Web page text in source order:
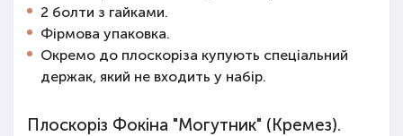
2 болти з гайками.
Фірмова упаковка.
Окремо до плоскоріза купують спеціальний
держак, який не входить у набір.
Плоскоріз Фокіна "Могутник" (Кремез).